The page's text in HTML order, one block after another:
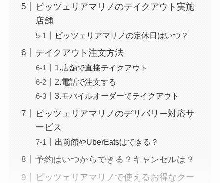
ピッツェリアマリノのテイクアウト実施
店舗
ピッツェリアマリノの定休日はいつ？
テイクアウト注文方法
1.店舗で直接テイクアウト
2.電話で注文する
3.モバイルオーダーでテイクアウト
ピッツェリアマリノのデリバリー対応サ
ービス
出前館やUberEatsはできる？
予約はいつからできる？キャンセルは？
ピッツェリアマリノで使えるお得なクー